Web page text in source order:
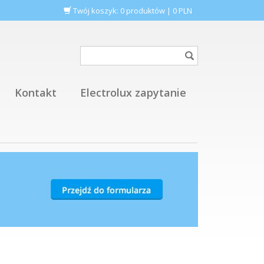
Twój koszyk: 0 produktów | 0 PLN
Kontakt Electrolux zapytanie